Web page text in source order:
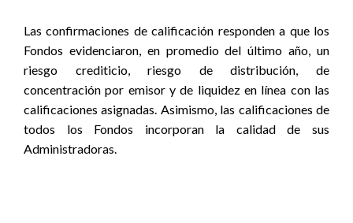
Las confirmaciones de calificación responden a que los
Fondos evidenciaron, en promedio del último año, un
riesgo crediticio, riesgo de distribución, de
concentración por emisor y de liquidez en línea con las
calificaciones asignadas. Asimismo, las calificaciones de
todos los Fondos incorporan la calidad de sus
Administradoras.